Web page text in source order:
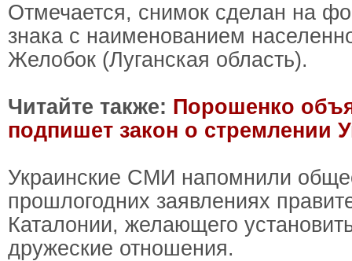
Отмечается, снимок сделан на
знака с наименованием
Желобок (Луганская область).
Читайте также: Порошенко
подпишет закон о стремлении
Украинские СМИ напомнили
прошлогодних заявлениях
Каталонии, желающего
дружеские отношения.